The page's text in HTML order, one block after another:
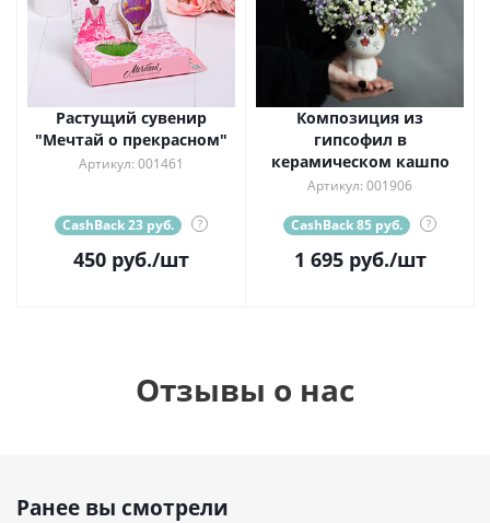
Растущий сувенир
"Мечтай о прекрасном"
Артикул: 001461
CashBack 23 руб. ?
450 руб./шт
Композиция из
гипсофил в
керамическом кашпо
Артикул: 001906
CashBack 85 руб. ?
1 695руб./шт
Отзывы о нас
Ранее вы смотрели